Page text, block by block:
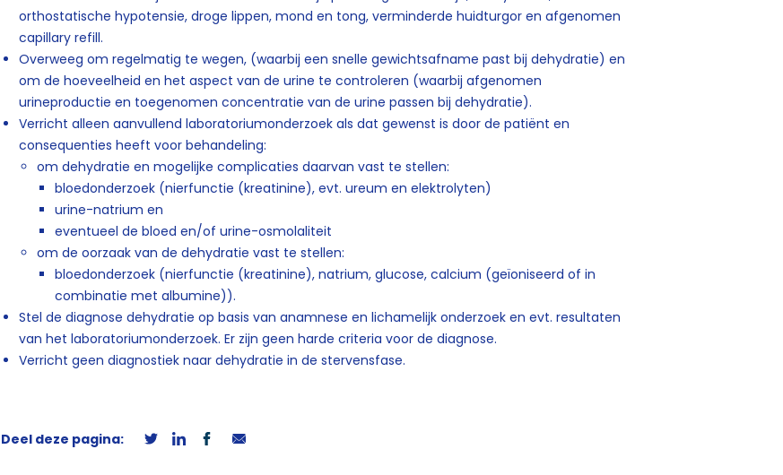
orthostatische hypotensie, droge lippen, mond en tong, verminderde huidturgor en afgenomen
capillary refill.
Overweeg om regelmatig te wegen, (waarbij een snelle gewichtsafname past bij dehydratie) en
om de hoeveelheid en het aspect van de urine te controleren (waarbij afgenomen
urineproductie en toegenomen concentratie van de urine passen bij dehydratie).
Verricht alleen aanvullend laboratoriumonderzoek als dat gewenst is door de patiënt en
consequenties heeft voor behandeling:
om dehydratie en mogelijke complicaties daarvan vast te stellen:
bloedonderzoek (nierfunctie (kreatinine), evt. ureum en elektrolyten)
urine-natrium en
eventueel de bloed en/of urine-osmolaliteit
om de oorzaak van de dehydratie vast te stellen:
bloedonderzoek (nierfunctie (kreatinine), natrium, glucose, calcium (geïoniseerd of in
combinatie met albumine)).
Stel de diagnose dehydratie op basis van anamnese en lichamelijk onderzoek en evt. resultaten
van het laboratoriumonderzoek. Er zijn geen harde criteria voor de diagnose.
Verricht geen diagnostiek naar dehydratie in de stervensfase.
Deel deze pagina: